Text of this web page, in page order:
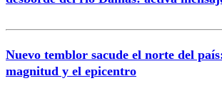
Nuevo temblor sacude el norte del
magnitud y el epicentro